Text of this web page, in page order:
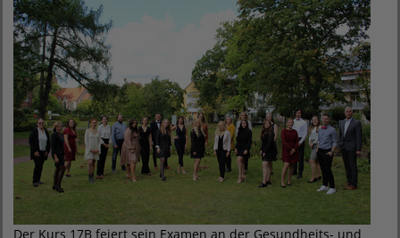
Der Kurs 17B feiert sein Examen an der Gesundheits- und